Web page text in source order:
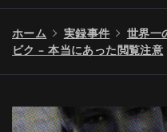
プ
ホーム 実録事件
世界一
ビク – 本当にあった閲覧注意